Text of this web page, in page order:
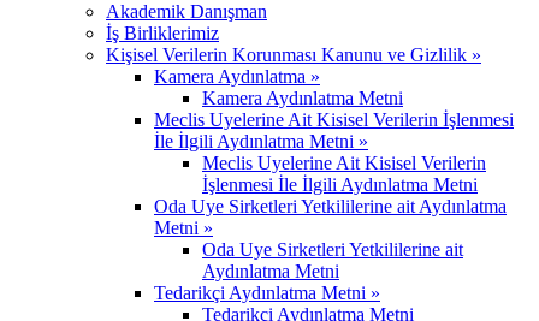
Akademik Danışman
İş Birliklerimiz
Kişisel Verilerin Korunması Kanunu ve Gizlilik »
Kamera Aydınlatma »
Kamera Aydınlatma Metni
Meclis Uyelerine Ait Kisisel Verilerin İşlenmesi
İle İlgili Aydınlatma Metni »
Meclis Uyelerine Ait Kisisel Verilerin
İşlenmesi İle İlgili Aydınlatma Metni
Oda Uye Sirketleri Yetkililerine ait Aydınlatma
Metni »
Oda Uye Sirketleri Yetkililerine ait
Aydınlatma Metni
Tedarikçi Aydınlatma Metni »
Tedarikçi Aydınlatma Metni